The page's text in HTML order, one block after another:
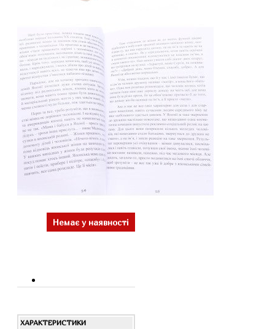
Немає у наявності
ХАРАКТЕРИСТИКИ